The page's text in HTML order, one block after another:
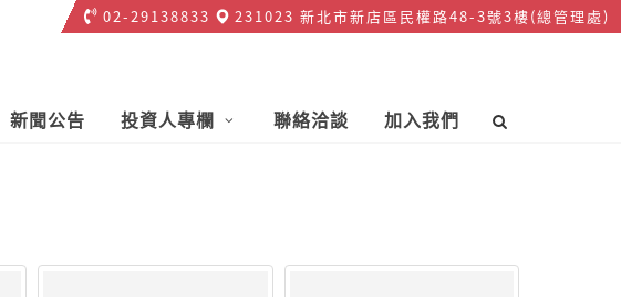
02-29138833
231023 新北市新店區民權路48-3號3樓(總管理處)
新聞公告 投資人專欄 聯絡洽談 加入我們